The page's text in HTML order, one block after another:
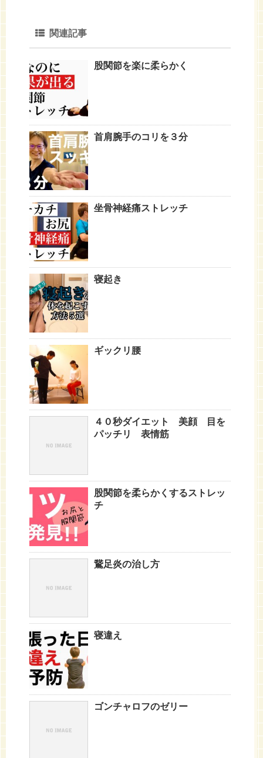
関連記事
股関節を楽に柔らかく
首肩腕手のコリを３分
坐骨神経痛ストレッチ
寝起き
ギックリ腰
４０秒ダイエット 美顔 目を
パッチリ 表情筋
股関節を柔らかくするストレッ
チ
鵞足炎の治し方
寝違え
ゴンチャロフのゼリー